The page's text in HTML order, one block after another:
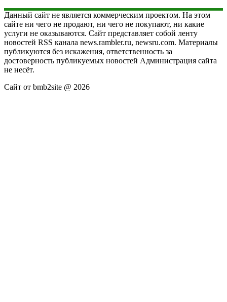
Данный сайт не является коммерческим проектом. На этом
сайте ни чего не продают, ни чего не покупают, ни какие
услуги не оказываются. Сайт представляет собой ленту
новостей RSS канала news.rambler.ru, newsru.com. Материалы
публикуются без искажения, ответственность за
достоверность публикуемых новостей Администрация сайта
не несёт.
Сайт от bmb2site @ 2026